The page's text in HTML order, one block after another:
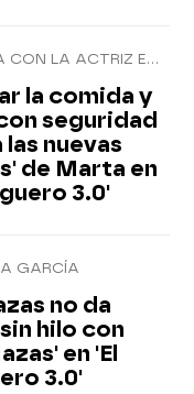
LOS CONSEJOS PARA EL DÍA A DÍA CON LA ACTRIZ EN EL PROGRAMA
la comida y
seguridad
nuevas
de Marta en
3.0'
GARCÍA
no da
hilo con
en 'El
3.0'